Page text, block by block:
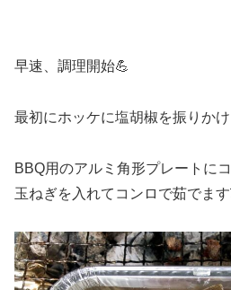
早速、調理開始💪
最初にホッケに塩胡椒を振りかけ
BBQ用のアルミ角形プレートに
玉ねぎを入れてコンロで茹でま